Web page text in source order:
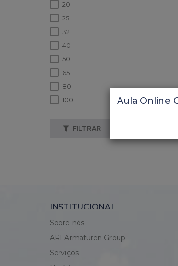
20
25
32
40
50
65
80
100
FILTRAR
INSTITUCIONAL
Sobre nós
ARI Armaturen Group
Serviços
Aula Online